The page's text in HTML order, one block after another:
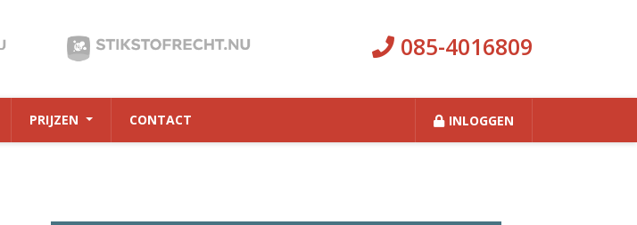
085-4016809
PRIJZEN CONTACT INLOGGEN